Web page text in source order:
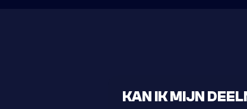
KAN IK MIJN